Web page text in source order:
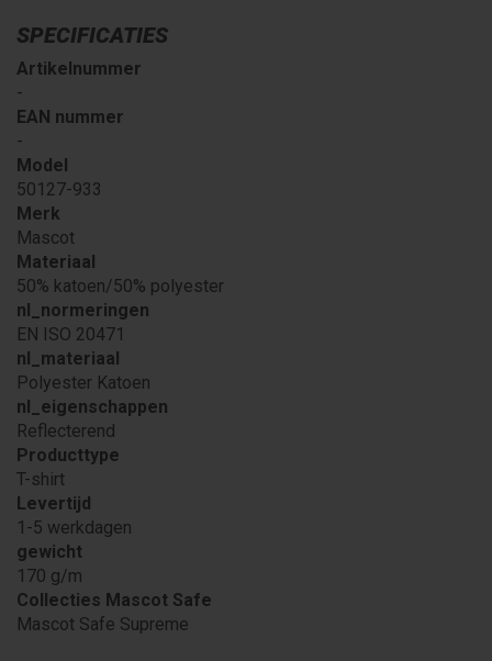
SPECIFICATIES
Artikelnummer
-
EAN nummer
-
Model
50127-933
Merk
Mascot
Materiaal
50% katoen/50% polyester
nl_normeringen
EN ISO 20471
nl_materiaal
Polyester Katoen
nl_eigenschappen
Reflecterend
Producttype
T-shirt
Levertijd
1-5 werkdagen
gewicht
170 g/m
Collecties Mascot Safe
Mascot Safe Supreme